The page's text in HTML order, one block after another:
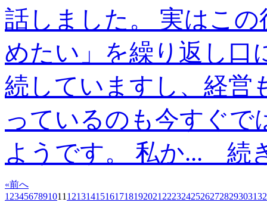
話しました。 実はこ
めたい」を繰り返し口
続していますし、経営
っているのも今すぐ
ようです。 私か... 続
«前へ
1 234567891011 12131415161718192021 2223242526272829303132